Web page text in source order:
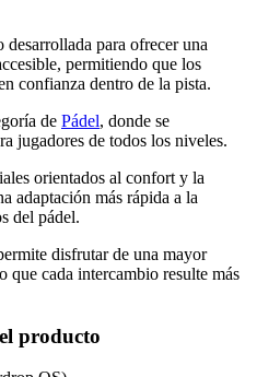
para ofrecer una
permitiendo que los
confianza dentro de la pista.
de Pádel, donde se
jugadores de todos los niveles.
orientados al confort y la
adaptación más rápida a la
del pádel.
disfrutar de una mayor
que cada intercambio resulte más
producto